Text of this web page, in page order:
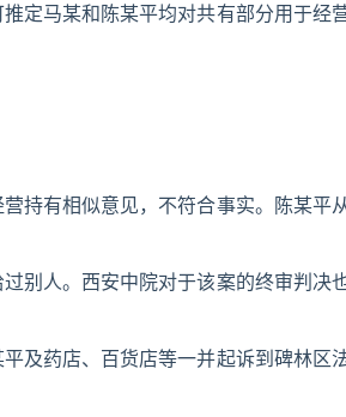
定马某和陈某平均对共有部分用于经
持有相似意见，不符合事实。陈某平
别人。西安中院对于该案的终审判决
及药店、百货店等一并起诉到碑林区